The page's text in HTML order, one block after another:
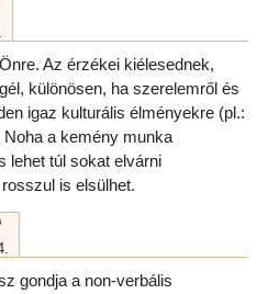
Az érzékei kiélesednek,
különösen, ha szerelemről és
igaz kulturális élményekre (pl.:
a kemény munka
lehet túl sokat elvárni
is elsülhet.
gondja a non-verbális